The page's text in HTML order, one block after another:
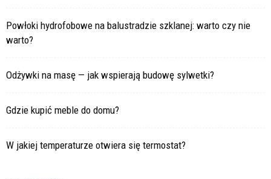
Powłoki hydrofobowe na balustradzie szklanej: warto czy nie
warto?
Odżywki na masę — jak wspierają budowę sylwetki?
Gdzie kupić meble do domu?
W jakiej temperaturze otwiera się termostat?